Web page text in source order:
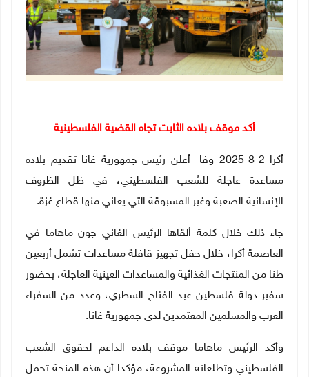
أكد موقف بلاده الثابت تجاه القضية الفلسطينية
أكرا 2-8-2025 وفا- أعلن رئيس جمهورية غانا تقديم بلاده
مساعدة عاجلة للشعب الفلسطيني، في ظل الظروف
الإنسانية الصعبة وغير المسبوقة التي يعاني منها قطاع غزة.
جاء ذلك خلال كلمة ألقاها الرئيس الغاني جون ماهاما في
العاصمة أكرا، خلال حفل تجهيز قافلة مساعدات تشمل أربعين
طنا من المنتجات الغذائية والمساعدات العينية العاجلة، بحضور
سفير دولة فلسطين عبد الفتاح السطري، وعدد من السفراء
العرب والمسلمين المعتمدين لدى جمهورية غانا.
وأكد الرئيس ماهاما موقف بلاده الداعم لحقوق الشعب
الفلسطيني وتطلعاته المشروعة، مؤكدا أن هذه المنحة تحمل